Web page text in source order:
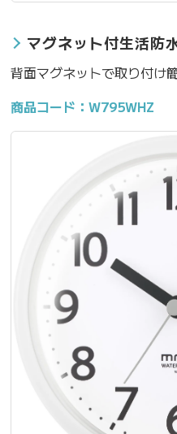
マグネット付生活防
背面マグネットで取り付け
商品コード：W795WHZ